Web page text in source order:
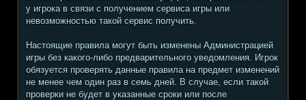
у игрока в связи с получением сервиса игры или
невозможностью такой сервис получить.
Настоящие правила могут быть изменены Администрацией
игры без какого-либо предварительного уведомления. Игрок
обязуется проверять данные правила на предмет изменений
не менее чем один раз в семь дней. В случае, если такой
проверки не будет в указанные сроки или после